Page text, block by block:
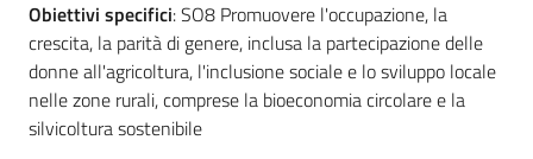
Novità
Servizi
Leggi atti bandi
Obiettivi specifici: SO8 Promuovere l'occupazione, la
crescita, la parità di genere, inclusa la partecipazione delle
donne all'agricoltura, l'inclusione sociale e lo sviluppo locale
nelle zone rurali, comprese la bioeconomia circolare e la
silvicoltura sostenibile